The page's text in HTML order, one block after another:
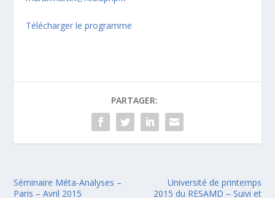
Télécharger le programme
PARTAGER:
Séminaire Méta-Analyses –
Paris – Avril 2015
Université de printemps
2015 du RESAMD – Suivi et